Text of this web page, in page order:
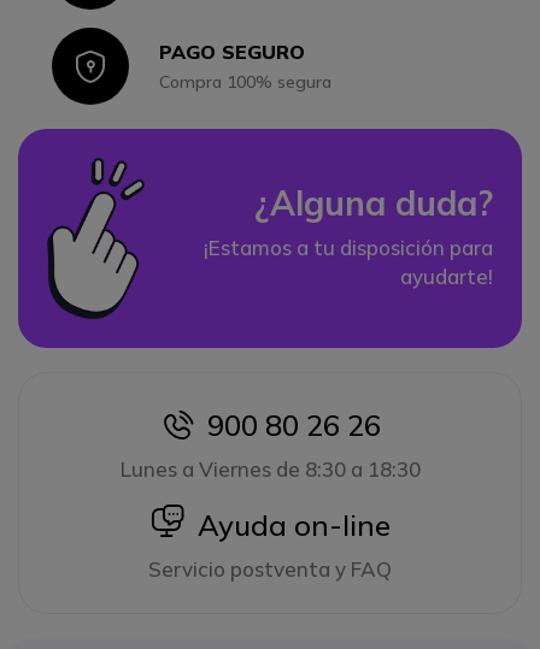
IconPAGO SEGURO
Compra 100% segura
¿Alguna duda?
¡Estamos a tu disposición para
ayudarte!
icon
900 80 26 26
Lunes a Viernes de 8:30 a 18:30
icon
Ayuda on-line
Servicio postventa y FAQ